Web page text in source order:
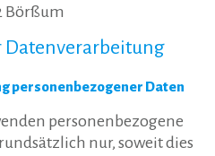
Börßum
personenbezogener Daten
personenbezogene
nur, soweit dies